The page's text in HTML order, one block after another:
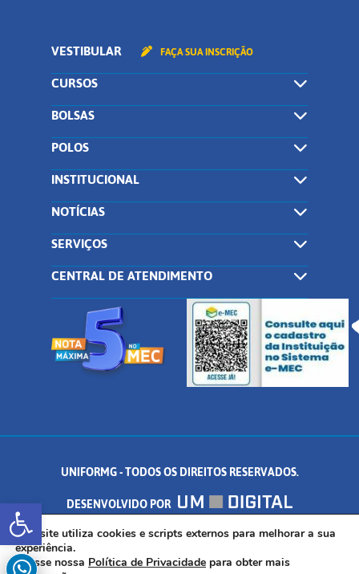
Abrir a barra de ferramentas
VESTIBULAR FAÇA SUA INSCRIÇÃO
CURSOS
BOLSAS
POLOS
INSTITUCIONAL
NOTÍCIAS
SERVIÇOS
CENTRAL DE ATENDIMENTO
UNIFORMG - TODOS OS DIREITOS RESERVADOS.
DESENVOLVIDO POR
AV. DR. ARNALDO DE SENNA, 328 - PALMEIRAS, FORMIGA/MG - CEP:
35.574.530
Este site utiliza cookies e scripts externos para melhorar a sua
experiência.
Acesse nossa Política de Privacidade para obter mais